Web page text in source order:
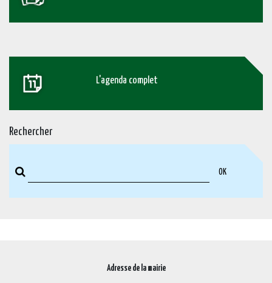
L'agenda complet
Rechercher
OK
Adresse de la mairie